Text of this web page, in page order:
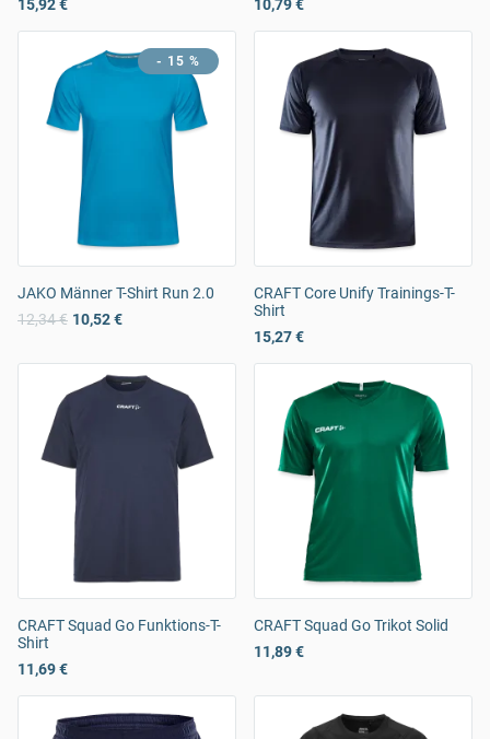
15,92 € 10,79 €
- 15 %
JAKO Männer T-Shirt Run 2.0
12,34 € 10,52 €
CRAFT Core Unify Trainings-T-
Shirt
15,27 €
CRAFT Squad Go Funktions-T-
Shirt
11,69 €
CRAFT Squad Go Trikot Solid
11,89 €